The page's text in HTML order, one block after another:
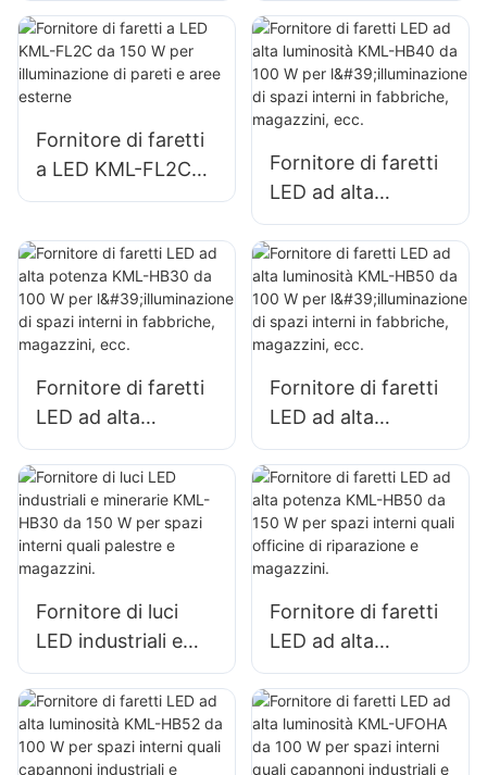
pubblicitari esterni
e illuminazione di
grandi insegne
cartelloni
pubblicitari esterni
e illuminazione di
grandi insegne
Fornitore di faretti
a LED KML-FL2C
da 150 W per
pareti e aree
esterne
Fornitore di faretti
LED ad alta
luminosità KML-
HB40 da 100 W per
l'illuminazione di
spazi interni in
fabbriche,
Fornitore di faretti
LED ad alta
potenza KML-HB30
da 100 W per
l'illuminazione di
spazi interni in
fabbriche,
Fornitore di faretti
LED ad alta
luminosità KML-
HB50 da 100 W per
l'illuminazione di
spazi interni in
fabbriche,
Fornitore di luci
LED industriali e
minerarie KML-
HB30 da 150 W per
spazi interni quali
palestre e
Fornitore di faretti
LED ad alta
potenza KML-HB50
da 150 W per spazi
interni quali officine
di riparazione e